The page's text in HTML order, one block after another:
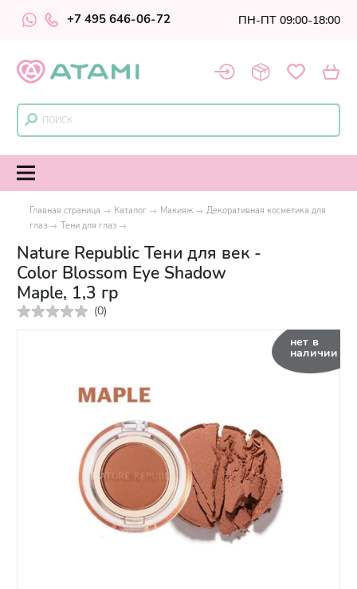
+7 495 646-06-72 ПН-ПТ 09:00-18:00
Главная страница Каталог Макияж
Декоративная косметика для
глаз
Тени для глаз
Nature Republic Тени для век -
Color Blossom Eye Shadow
Maple, 1,3 гр
(0)
нет в
наличии